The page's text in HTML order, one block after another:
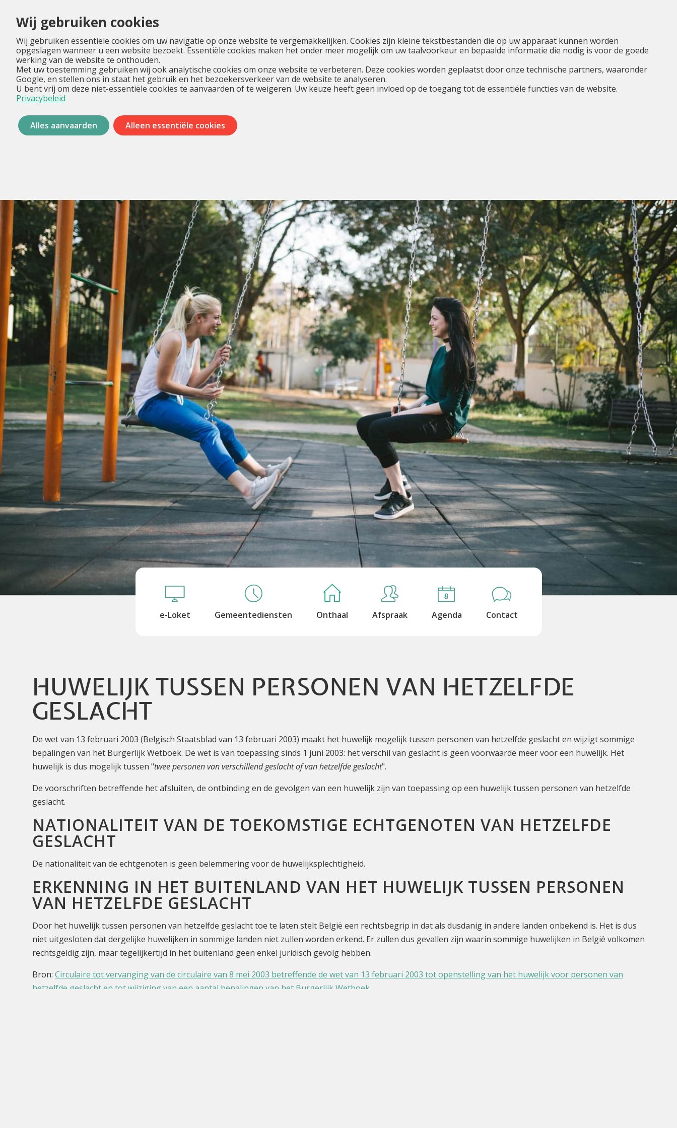
Wij gebruiken cookies
Wij gebruiken essentiële cookies om uw navigatie op onze website te vergemakkelijken. Cookies zijn kleine tekstbestanden die op uw apparaat kunnen worden
opgeslagen wanneer u een website bezoekt. Essentiële cookies maken het onder meer mogelijk om uw taalvoorkeur en bepaalde informatie die nodig is voor de goede
werking van de website te onthouden.
Met uw toestemming gebruiken wij ook analytische cookies om onze website te verbeteren. Deze cookies worden geplaatst door onze technische partners, waaronder
Google, en stellen ons in staat het gebruik en het bezoekersverkeer van de website te analyseren.
U bent vrij om deze niet-essentiële cookies te aanvaarden of te weigeren. Uw keuze heeft geen invloed op de toegang tot de essentiële functies van de website.
Privacybeleid
Alles aanvaarden Alleen essentiële cookies
e-Loket Gemeentediensten Onthaal Afspraak Agenda Contact
HUWELIJK TUSSEN PERSONEN VAN HETZELFDE
GESLACHT
De wet van 13 februari 2003 (Belgisch Staatsblad van 13 februari 2003) maakt het huwelijk mogelijk tussen personen van hetzelfde geslacht en wijzigt sommige
bepalingen van het Burgerlijk Wetboek. De wet is van toepassing sinds 1 juni 2003: het verschil van geslacht is geen voorwaarde meer voor een huwelijk. Het
huwelijk is dus mogelijk tussen "twee personen van verschillend geslacht of van hetzelfde geslacht".
De voorschriften betreffende het afsluiten, de ontbinding en de gevolgen van een huwelijk zijn van toepassing op een huwelijk tussen personen van hetzelfde
geslacht.
NATIONALITEIT VAN DE TOEKOMSTIGE ECHTGENOTEN VAN HETZELFDE
GESLACHT
De nationaliteit van de echtgenoten is geen belemmering voor de huwelijksplechtigheid.
ERKENNING IN HET BUITENLAND VAN HET HUWELIJK TUSSEN PERSONEN
VAN HETZELFDE GESLACHT
Door het huwelijk tussen personen van hetzelfde geslacht toe te laten stelt België een rechtsbegrip in dat als dusdanig in andere landen onbekend is. Het is dus
niet uitgesloten dat dergelijke huwelijken in sommige landen niet zullen worden erkend. Er zullen dus gevallen zijn waarin sommige huwelijken in België volkomen
rechtsgeldig zijn, maar tegelijkertijd in het buitenland geen enkel juridisch gevolg hebben.
Bron: Circulaire tot vervanging van de circulaire van 8 mei 2003 betreffende de wet van 13 februari 2003 tot openstelling van het huwelijk voor personen van
hetzelfde geslacht en tot wijziging van een aantal bepalingen van het Burgerlijk Wetboek